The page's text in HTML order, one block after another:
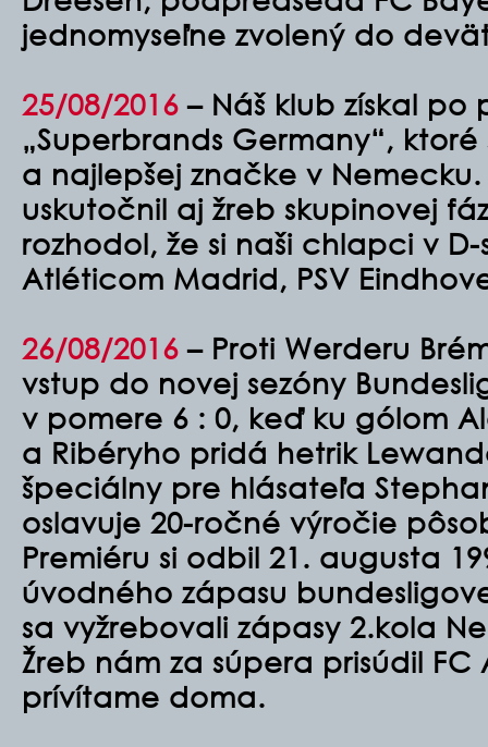
jednomyseľne zvolený do
25/08/2016 – Náš klub získal
„Superbrands Germany“,
a najlepšej značke v
uskutočnil aj žreb skupinovej
rozhodol, že si naši chlapci v D-
Atléticom Madrid, PSV
26/08/2016 – Proti Werderu
vstup do novej sezóny
v pomere 6 : 0, keď ku gólom
a Ribéryho pridá hetrik
špeciálny pre hlásateľa
oslavuje 20-ročné výročie
Premiéru si odbil 21. augusta
úvodného zápasu
sa vyžrebovali zápasy 2.kola
Žreb nám za súpera prisúdil
prívítame doma.